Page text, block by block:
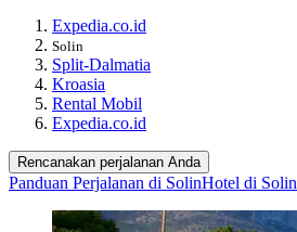
Expedia.co.id
Solin
Split-Dalmatia
Kroasia
Rental Mobil
Expedia.co.id
Rencanakan perjalanan Anda
Panduan Perjalanan di SolinHotel di Solin